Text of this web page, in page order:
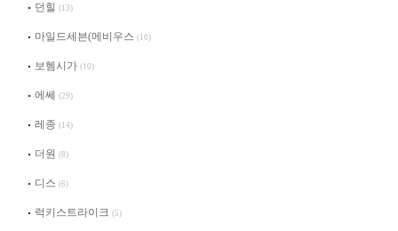
던힐 (13)
마일드세븐(메비우스 (10)
보헴시가 (10)
에쎄 (29)
레종 (14)
더원 (8)
디스 (6)
럭키스트라이크 (5)